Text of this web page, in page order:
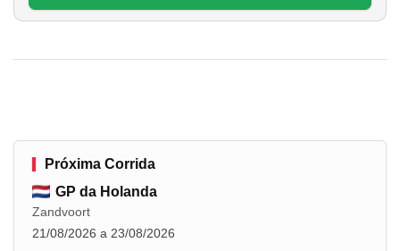
Próxima Corrida
GP da Holanda
Zandvoort
21/08/2026 a 23/08/2026